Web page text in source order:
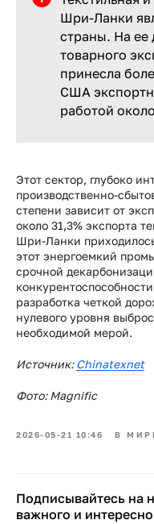
Шри-Ланки
страны. На ее
товарного
принесла
США
работой
Этот сектор, глубоко
производственно-
степени зависит от
около 31,3% экспорта
Шри-Ланки
этот энергоемкий
срочной
разработка четкой
нулевого уровня
необходимой мерой.
Источник:Chinatexnet
Фото: Magnific
2026-05-21 10:46 В
Подписывайтесь на
важного и